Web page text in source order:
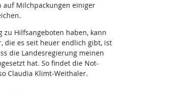
Milchpackungen einiger
zu Hilfsangeboten haben, kann
die es seit heuer endlich gibt, ist
die Landesregierung meinen
hat. So findet die Not-
Claudia Klimt-Weithaler.